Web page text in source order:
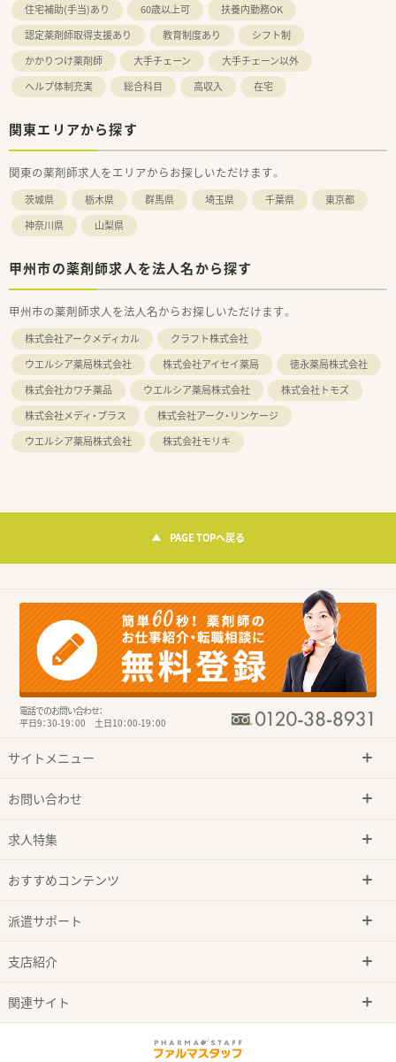
住宅補助(手当)あり
60歳以上可
扶養内勤務OK
認定薬剤師取得支援あり
教育制度あり
シフト制
かかりつけ薬剤師
大手チェーン
大手チェーン以外
ヘルプ体制充実
総合科目 高収入 在宅
関東エリアから探す
関東の薬剤師求人をエリアからお探しいただけます。
茨城県 栃木県 群馬県 埼玉県 千葉県
東京都
神奈川県
山梨県
甲州市の薬剤師求人を法人名から探す
甲州市の薬剤師求人を法人名からお探しいただけます。
株式会社アークメディカル
クラフト株式会社
ウエルシア薬局株式会社
株式会社アイセイ薬局
徳永薬局株式会社
株式会社カワチ薬品
ウエルシア薬局株式会社
株式会社トモズ
株式会社メディ・プラス
株式会社アーク・リンケージ
ウエルシア薬局株式会社
株式会社モリキ
PAGE TOPへ戻る
電話でのお問い合わせ：
平日9：30-19：00 土日10：00-19：00
サイトメニュー
お問い合わせ
求人特集
おすすめコンテンツ
派遣サポート
支店紹介
関連サイト